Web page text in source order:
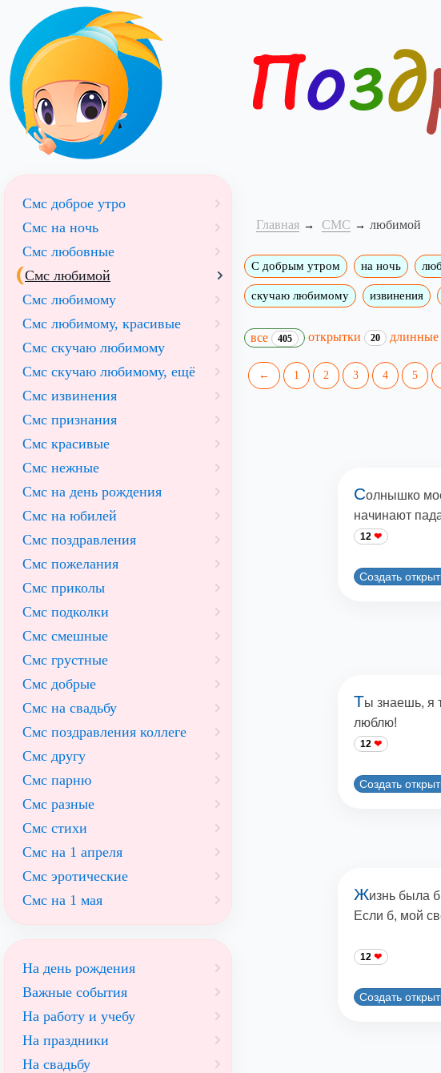
Главная СМС любимой
С добрым утром на ночь
скучаю любимому извинения
все 405 открытки 20 длинные
← 1 2 3 4 5
Солнышко
начинают
12
Создать
Ты знаешь, я
люблю!
12
Создать
Жизнь была
Если б, мой
12
Создать
Смс доброе утро
Смс на ночь
Смс любовные
Смс любимой
Смс любимому
Смс любимому, красивые
Смс скучаю любимому
Смс скучаю любимому, ещё
Смс извинения
Смс признания
Смс красивые
Смс нежные
Смс на день рождения
Смс на юбилей
Смс поздравления
Смс пожелания
Смс приколы
Смс подколки
Смс смешные
Смс грустные
Смс добрые
Смс на свадьбу
Смс поздравления коллеге
Смс другу
Смс парню
Смс разные
Смс стихи
Смс на 1 апреля
Смс эротические
Смс на 1 мая
На день рождения
Важные события
На работу и учебу
На праздники
На свадьбу